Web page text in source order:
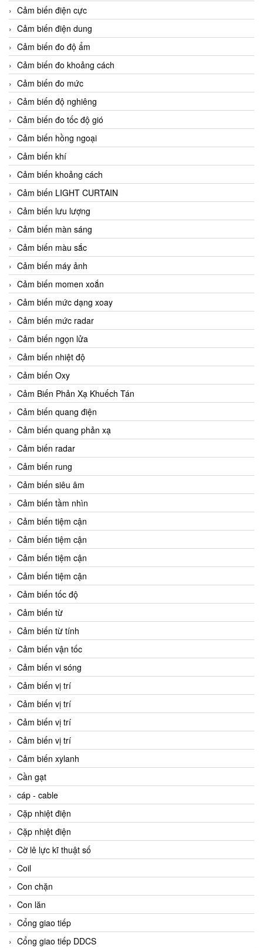
Cảm biến điện cực
Cảm biến điện dung
Cảm biến đo độ ẩm
Cảm biến đo khoảng cách
Cảm biến đo mức
Cảm biến độ nghiêng
Cảm biến đo tốc độ gió
Cảm biến hồng ngoại
Cảm biến khí
Cảm biến khoảng cách
Cảm biến LIGHT CURTAIN
Cảm biến lưu lượng
Cảm biến màn sáng
Cảm biến màu sắc
Cảm biến máy ảnh
Cảm biến momen xoắn
Cảm biến mức dạng xoay
Cảm biến mức radar
Cảm biến ngọn lửa
Cảm biến nhiệt độ
Cảm biến Oxy
Cảm Biến Phản Xạ Khuếch Tán
Cảm biến quang điện
Cảm biến quang phản xạ
Cảm biến radar
Cảm biến rung
Cảm biến siêu âm
Cảm biến tầm nhìn
Cảm biến tiệm cận
Cảm biến tiệm cận
Cảm biến tiệm cận
Cảm biến tiệm cận
Cảm biến tốc độ
Cảm biến từ
Cảm biến từ tính
Cảm biến vận tốc
Cảm biến vi sóng
Cảm biến vị trí
Cảm biến vị trí
Cảm biến vị trí
Cảm biến vị trí
Cảm biến xylanh
Cần gạt
cáp - cable
Cặp nhiệt điện
Cặp nhiệt điện
Cờ lê lực kĩ thuật số
Coil
Con chặn
Con lăn
Cổng giao tiếp
Cổng giao tiếp DDCS